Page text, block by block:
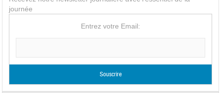
journée
Entrez votre Email: